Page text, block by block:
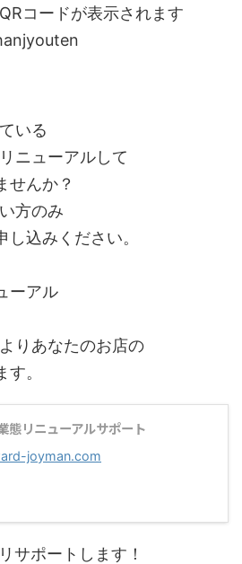
コードが表示されます
いる
ニューアルして
せんか？
方のみ
込みください。
ーアル
りあなたのお店の
。
態リニューアルサポート
joyman.com
サポートします！